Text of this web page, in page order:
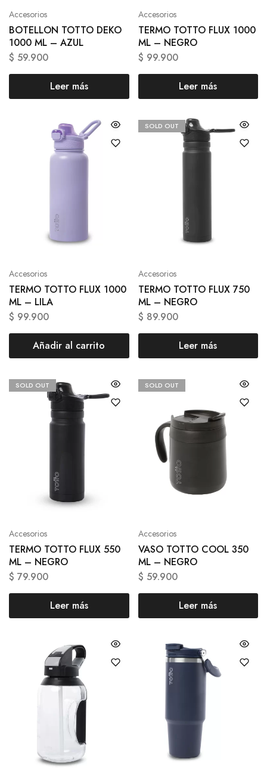
Accesorios
BOTELLON TOTTO DEKO
1000 ML – AZUL
$ 59.900
Leer más
Accesorios
TERMO TOTTO FLUX 1000
ML – NEGRO
$ 99.900
Leer más
Accesorios
TERMO TOTTO FLUX 1000
ML – LILA
$ 99.900
Añadir al carrito
SOLD OUT
Accesorios
TERMO TOTTO FLUX 750
ML – NEGRO
$ 89.900
Leer más
SOLD OUT
Accesorios
TERMO TOTTO FLUX 550
ML – NEGRO
$ 79.900
Leer más
SOLD OUT
Accesorios
VASO TOTTO COOL 350
ML – NEGRO
$ 59.900
Leer más